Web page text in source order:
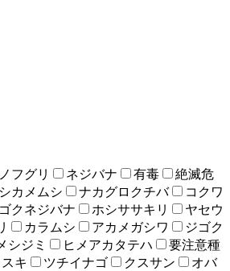
フグリ ネジバナ 有毒
絶滅危
カメムシ ナカグロクチバ
コクワ
クネジバナ ホシササキリ
ヤセウ
カラムシ アカメガシワ
ジゴク
シジミ ヒメアカタテハ
要注意種
キ ツチイナゴ クスサン
オバ